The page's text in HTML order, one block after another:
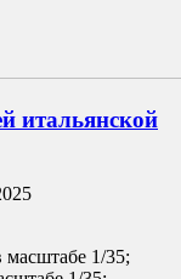
итальянской
масштабе 1/35;